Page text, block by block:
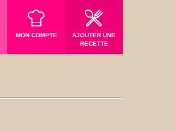
MON COMPTE
AJOUTER UNE
RECETTE